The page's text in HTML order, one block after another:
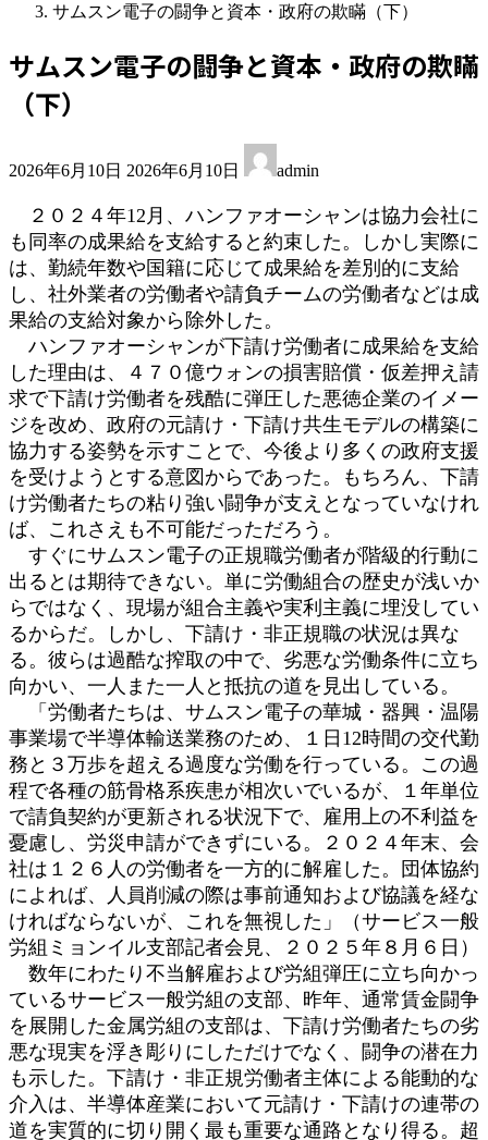
サムスン電子の闘争と資本・政府の欺瞞（下）
サムスン電子の闘争と資本・政府の欺瞞
（下）
2026年6月10日 終
新
日
時
:
2026年6月10日 admin
２０２４年12月、ハンファオーシャンは協力会社に
も同率の成果給を支給すると約束した。しかし実際に
は、勤続年数や国籍に応じて成果給を差別的に支給
し、社外業者の労働者や請負チームの労働者などは成
果給の支給対象から除外した。
ハンファオーシャンが下請け労働者に成果給を支給
した理由は、４７０億ウォンの損害賠償・仮差押え請
求で下請け労働者を残酷に弾圧した悪徳企業のイメー
ジを改め、政府の元請け・下請け共生モデルの構築に
協力する姿勢を示すことで、今後より多くの政府支援
を受けようとする意図からであった。もちろん、下請
け労働者たちの粘り強い闘争が支えとなっていなけれ
ば、これさえも不可能だっただろう。
すぐにサムスン電子の正規職労働者が階級的行動に
出るとは期待できない。単に労働組合の歴史が浅いか
らではなく、現場が組合主義や実利主義に埋没してい
るからだ。しかし、下請け・非正規職の状況は異な
る。彼らは過酷な搾取の中で、劣悪な労働条件に立ち
向かい、一人また一人と抵抗の道を見出している。
「労働者たちは、サムスン電子の華城・器興・温陽
事業場で半導体輸送業務のため、１日12時間の交代勤
務と３万歩を超える過度な労働を行っている。この過
程で各種の筋骨格系疾患が相次いでいるが、１年単位
で請負契約が更新される状況下で、雇用上の不利益を
憂慮し、労災申請ができずにいる。２０２４年末、会
社は１２６人の労働者を一方的に解雇した。団体協約
によれば、人員削減の際は事前通知および協議を経な
ければならないが、これを無視した」（サービス一般
労組ミョンイル支部記者会見、２０２５年８月６日）
数年にわたり不当解雇および労組弾圧に立ち向かっ
ているサービス一般労組の支部、昨年、通常賃金闘争
を展開した金属労組の支部は、下請け労働者たちの劣
悪な現実を浮き彫りにしただけでなく、闘争の潜在力
も示した。下請け・非正規労働者主体による能動的な
介入は、半導体産業において元請け・下請けの連帯の
道を実質的に切り開く最も重要な通路となり得る。超